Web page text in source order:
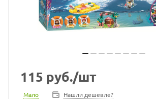
115 руб./шт
Мало Нашли дешевле?